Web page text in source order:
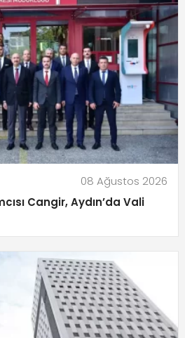
08 Ağustos 2026
Cangir, Aydın’da Vali